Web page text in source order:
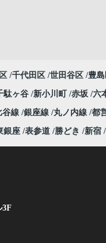
千代田区 世田谷区 豊
駄ヶ谷 新小川町 赤坂 六
谷線 銀座線 丸ノ内線 都
銀座 表参道 勝どき 新宿
3F